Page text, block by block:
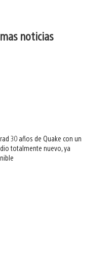
noticias
30 años de Quake con un
totalmente nuevo, ya